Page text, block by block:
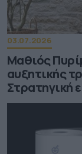
03.07.2026
Μαθιός
αυξητικής
Στρατηγική